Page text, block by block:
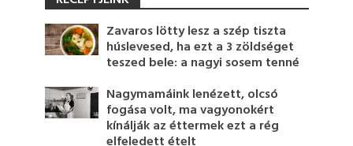
Zavaros lötty lesz a szép tiszta
húslevesed, ha ezt a 3 zöldséget
teszed bele: a nagyi sosem tenné
Nagymamáink lenézett, olcsó
fogása volt, ma vagyonokért
kínálják az éttermek ezt a rég